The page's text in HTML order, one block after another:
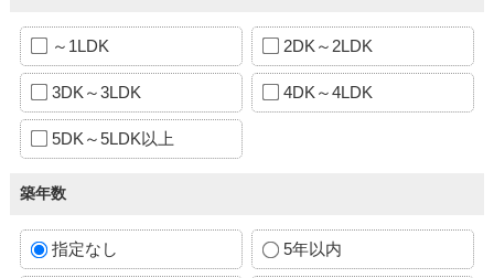
～1LDK 2DK～2LDK
3DK～3LDK 4DK～4LDK
5DK～5LDK以上
築年数
指定なし 5年以内